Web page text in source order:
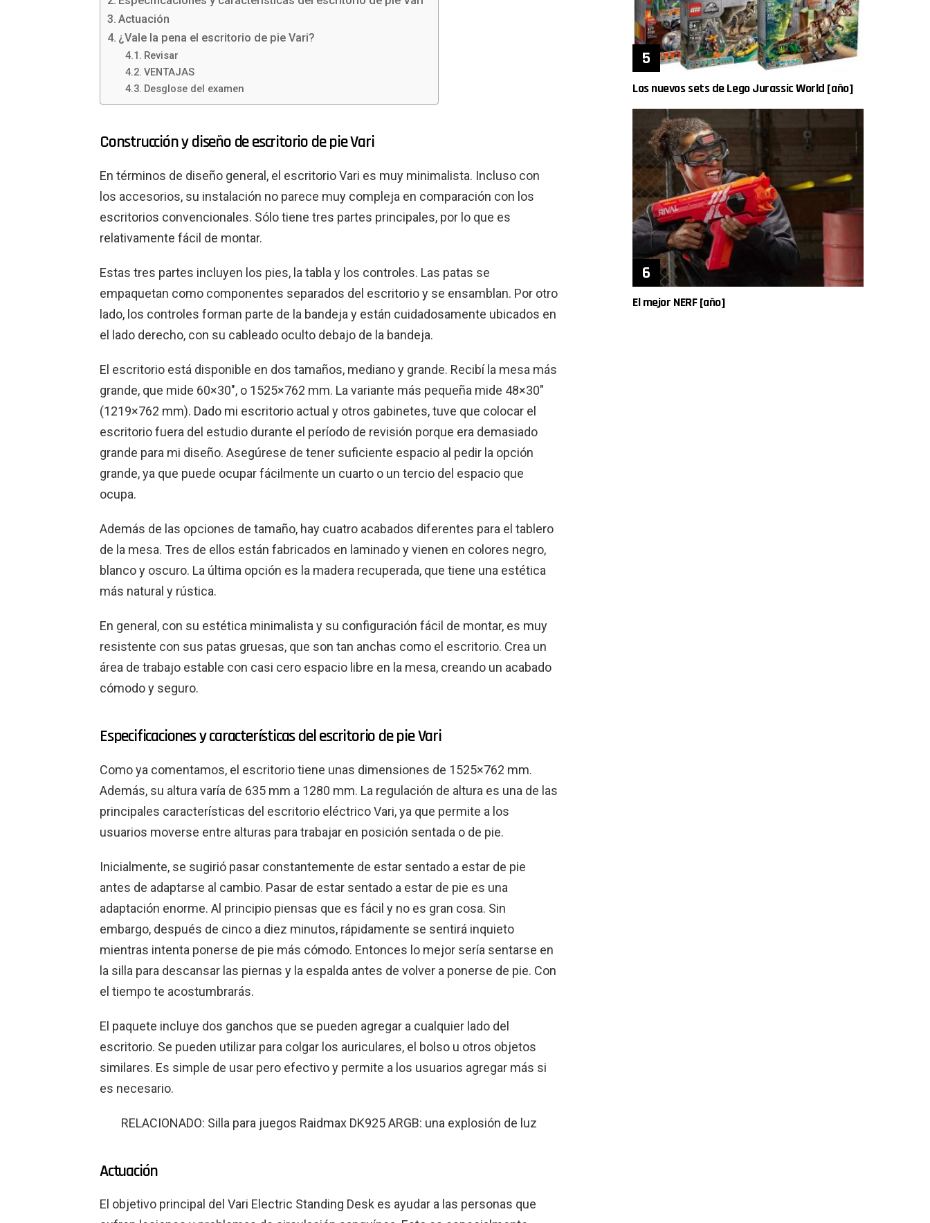
Actuación
¿Vale la pena el escritorio de pie Vari?
Revisar
VENTAJAS
Desglose del examen
Construcción y diseño de escritorio de pie Vari
En términos de diseño general, el escritorio Vari es muy minimalista. Incluso con
los accesorios, su instalación no parece muy compleja en comparación con los
escritorios convencionales. Sólo tiene tres partes principales, por lo que es
relativamente fácil de montar.
Estas tres partes incluyen los pies, la tabla y los controles. Las patas se
empaquetan como componentes separados del escritorio y se ensamblan. Por otro
lado, los controles forman parte de la bandeja y están cuidadosamente ubicados en
el lado derecho, con su cableado oculto debajo de la bandeja.
El escritorio está disponible en dos tamaños, mediano y grande. Recibí la mesa más
grande, que mide 60×30″, o 1525×762 mm. La variante más pequeña mide 48×30″
(1219×762 mm). Dado mi escritorio actual y otros gabinetes, tuve que colocar el
escritorio fuera del estudio durante el período de revisión porque era demasiado
grande para mi diseño. Asegúrese de tener suficiente espacio al pedir la opción
grande, ya que puede ocupar fácilmente un cuarto o un tercio del espacio que
ocupa.
Además de las opciones de tamaño, hay cuatro acabados diferentes para el tablero
de la mesa. Tres de ellos están fabricados en laminado y vienen en colores negro,
blanco y oscuro. La última opción es la madera recuperada, que tiene una estética
más natural y rústica.
En general, con su estética minimalista y su configuración fácil de montar, es muy
resistente con sus patas gruesas, que son tan anchas como el escritorio. Crea un
área de trabajo estable con casi cero espacio libre en la mesa, creando un acabado
cómodo y seguro.
Especificaciones y características del escritorio de pie Vari
Como ya comentamos, el escritorio tiene unas dimensiones de 1525×762 mm.
Además, su altura varía de 635 mm a 1280 mm. La regulación de altura es una de las
principales características del escritorio eléctrico Vari, ya que permite a los
usuarios moverse entre alturas para trabajar en posición sentada o de pie.
Inicialmente, se sugirió pasar constantemente de estar sentado a estar de pie
antes de adaptarse al cambio. Pasar de estar sentado a estar de pie es una
adaptación enorme. Al principio piensas que es fácil y no es gran cosa. Sin
embargo, después de cinco a diez minutos, rápidamente se sentirá inquieto
mientras intenta ponerse de pie más cómodo. Entonces lo mejor sería sentarse en
la silla para descansar las piernas y la espalda antes de volver a ponerse de pie. Con
el tiempo te acostumbrarás.
El paquete incluye dos ganchos que se pueden agregar a cualquier lado del
escritorio. Se pueden utilizar para colgar los auriculares, el bolso u otros objetos
similares. Es simple de usar pero efectivo y permite a los usuarios agregar más si
es necesario.
RELACIONADO: Silla para juegos Raidmax DK925 ARGB: una explosión de luz
Actuación
El objetivo principal del Vari Electric Standing Desk es ayudar a las personas que
Los nuevos sets de Lego Jurassic World [año]
El mejor NERF [año]